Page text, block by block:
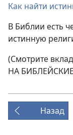
Как найти
В Библии есть
истинную
(Смотрите
НА
Назад